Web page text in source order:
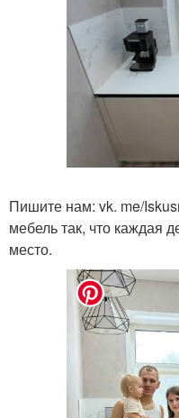
Пишите нам: vk. me/
мебель так, что каждая
место.